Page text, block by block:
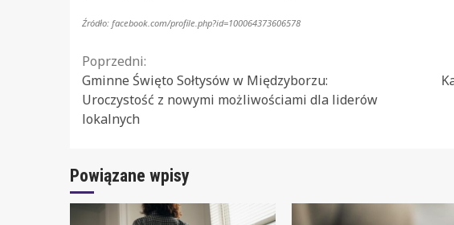
Źródło: facebook.com/profile.php?id=100064373606578
Continue
Reading
Poprzedni:
Gminne Święto Sołtysów w Międzyborzu:
Uroczystość z nowymi możliwościami dla liderów
lokalnych
Powiązane wpisy